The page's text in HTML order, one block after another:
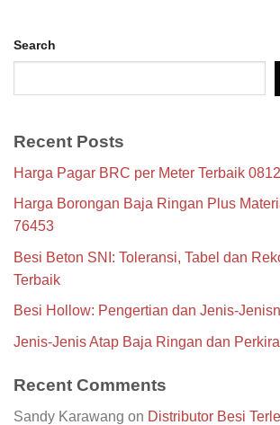
Search
Recent Posts
Harga Pagar BRC per Meter Terbaik
Harga Borongan Baja Ringan Plus
76453
Besi Beton SNI: Toleransi, Tabel dan
Terbaik
Besi Hollow: Pengertian dan Jenis-
Jenis-Jenis Atap Baja Ringan dan
Recent Comments
Sandy Karawang on Distributor Besi